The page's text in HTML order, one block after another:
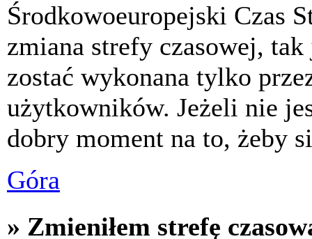
Środkowoeuropejski Czas
zmiana strefy czasowej,
zostać wykonana tylko
użytkowników. Jeżeli nie
dobry moment na to, żeby
Góra
» Zmieniłem strefę